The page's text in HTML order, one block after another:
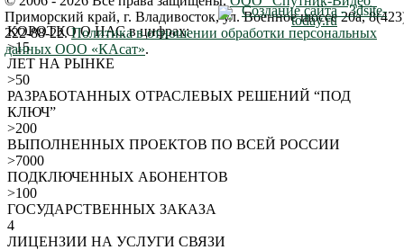
КОРОТКО О НАСв цифрах:
>15
ЛЕТ НА РЫНКЕ
>50
РАЗРАБОТАННЫХ ОТРАСЛЕВЫХ РЕШЕНИЙ “ПОД
КЛЮЧ”
>200
ВЫПОЛНЕННЫХ ПРОЕКТОВ ПО ВСЕЙ РОССИИ
>7000
ПОДКЛЮЧЕННЫХ АБОНЕНТОВ
>100
ГОСУДАРСТВЕННЫХ ЗАКАЗА
4
ЛИЦЕНЗИИ НА УСЛУГИ СВЯЗИ
Приморский край, г. Владивосток,ул. Военное шоссе 20а,
222-88-22.Политика в отношении обработки персональных
данных ООО «КАсат».
Создание сайта - 3dsite-
today.ru